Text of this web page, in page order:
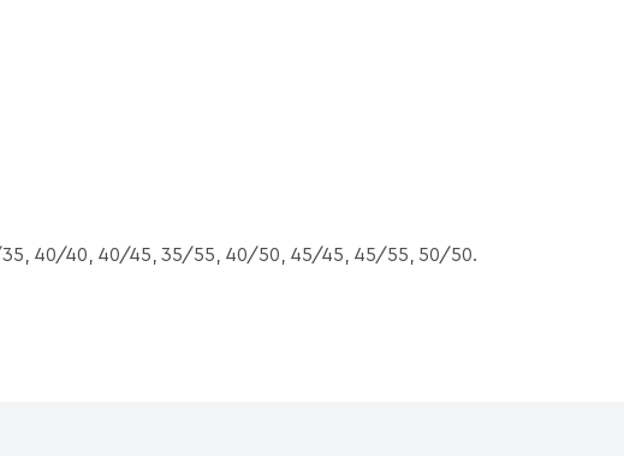
35, 40/40, 40/45, 35/55, 40/50, 45/45, 45/55, 50/50.